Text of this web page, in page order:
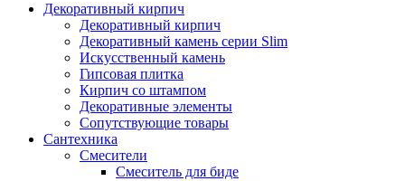
Декоративный кирпич
Декоративный кирпич
Декоративный камень серии Slim
Искусственный камень
Гипсовая плитка
Кирпич со штампом
Декоративные элементы
Сопутствующие товары
Сантехника
Смесители
Смеситель для биде